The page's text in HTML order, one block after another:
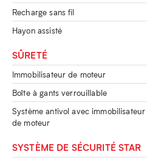
Recharge sans fil
Hayon assisté
SÛRETÉ
Immobilisateur de moteur
Boîte à gants verrouillable
Système antivol avec immobilisateur
de moteur
SYSTÈME DE SÉCURITÉ STAR